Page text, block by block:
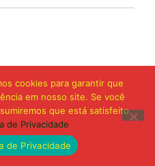
em todos os jogos
cookies para garantir que
em nosso site. Se você
que está satisfeito
de Privacidade
de Privacidade